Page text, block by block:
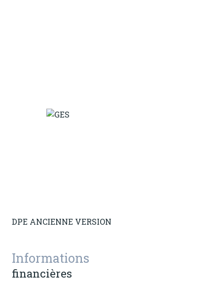
DPE ANCIENNE VERSION
Informations
financières